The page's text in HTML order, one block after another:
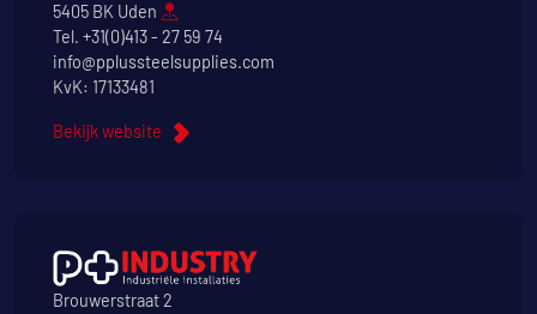
5405 BK Uden
Tel. +31(0)413 - 27 59 74
info@pplussteelsupplies.com
KvK: 17133481
Bekijk website
Brouwerstraat 2